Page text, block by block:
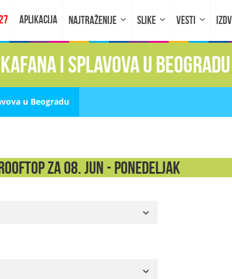
APLIKACIJA NAJTRAŽENIJE SLIKE VESTI
i splavova u Beogradu
u Beogradu
za 08. Jun - PONEDELJAK